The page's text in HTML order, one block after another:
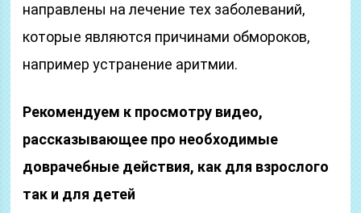
направлены на лечение тех заболеваний,
которые являются причинами обмороков,
например устранение аритмии.
Рекомендуем к просмотру видео,
рассказывающее про необходимые
доврачебные действия, как для взрослого
так и для детей